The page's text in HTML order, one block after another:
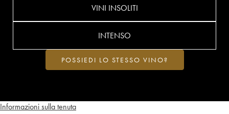
Informazioni sulla tenuta
VINI INSOLITI
INTENSO
POSSIEDI LO STESSO VINO?